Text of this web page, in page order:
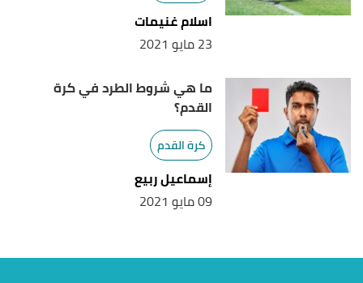
اسلام غنيمات
23 مايو 2021
ما هي شروط الطرد في كرة
القدم؟
كرة القدم
إسماعيل ربيع
09 مايو 2021